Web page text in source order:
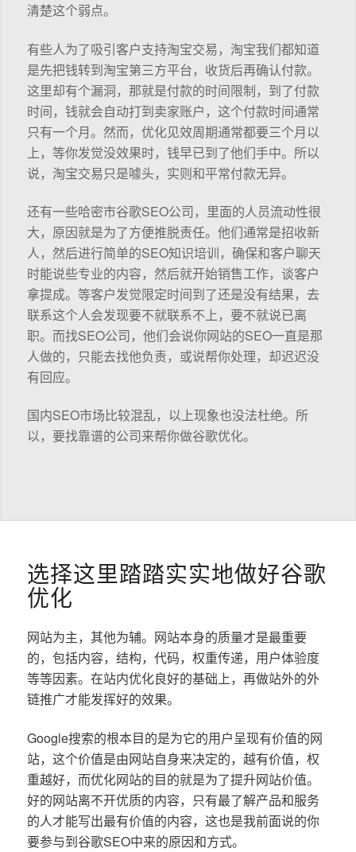
清楚这个弱点。
有些人为了吸引客户支持淘宝交易，淘宝我们都知道
是先把钱转到淘宝第三方平台，收货后再确认付款。
这里却有个漏洞，那就是付款的时间限制，到了付款
时间，钱就会自动打到卖家账户，这个付款时间通常
只有一个月。然而，优化见效周期通常都要三个月以
上，等你发觉没效果时，钱早已到了他们手中。所以
说，淘宝交易只是噱头，实则和平常付款无异。
还有一些哈密市谷歌SEO公司，里面的人员流动性很
大，原因就是为了方便推脱责任。他们通常是招收新
人，然后进行简单的SEO知识培训，确保和客户聊天
时能说些专业的内容，然后就开始销售工作，谈客户
拿提成。等客户发觉限定时间到了还是没有结果，去
联系这个人会发现要不就联系不上，要不就说已离
职。而找SEO公司，他们会说你网站的SEO一直是那
人做的，只能去找他负责，或说帮你处理，却迟迟没
有回应。
国内SEO市场比较混乱，以上现象也没法杜绝。所
以，要找靠谱的公司来帮你做谷歌优化。
选择这里踏踏实实地做好谷歌
优化
网站为主，其他为辅。网站本身的质量才是最重要
的，包括内容，结构，代码，权重传递，用户体验度
等等因素。在站内优化良好的基础上，再做站外的外
链推广才能发挥好的效果。
Google搜索的根本目的是为它的用户呈现有价值的网
站，这个价值是由网站自身来决定的，越有价值，权
重越好，而优化网站的目的就是为了提升网站价值。
好的网站离不开优质的内容，只有最了解产品和服务
的人才能写出最有价值的内容，这也是我前面说的你
要参与到谷歌SEO中来的原因和方式。